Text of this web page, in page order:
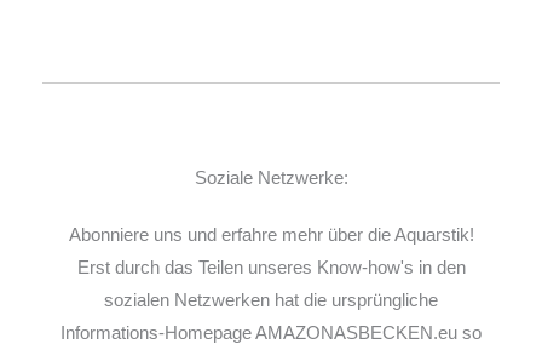
Soziale Netzwerke:
Abonniere uns und erfahre mehr über die Aquarstik!
Erst durch das Teilen unseres Know-how's in den
sozialen Netzwerken hat die ursprüngliche
Informations-Homepage AMAZONASBECKEN.eu so